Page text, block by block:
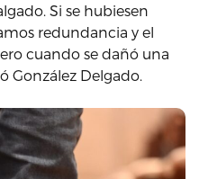
Si se hubiesen
redundancia y el
cuando se dañó una
González Delgado.